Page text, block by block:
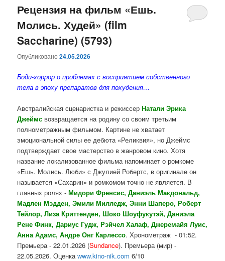
основному
содержимому
дополнительному
содержимому
Рецензия на фильм «Ешь.
Молись. Худей» (film
Saccharine) (5793)
Опубликовано24.05.2026
Боди-хоррор о проблемах с восприятием собственного
тела в эпоху препаратов для похудения…
Австралийская сценаристка и режиссерНатали Эрика
Джеймс возвращается на родину со своим третьим
полнометражным фильмом. Картине не хватает
эмоциональной силы ее дебюта «Реликвия», но Джеймс
подтверждает свое мастерство в жанровом кино. Хотя
название локализованное фильма напоминает о ромкоме
«Ешь. Молись. Люби» с Джулией Робертс, в оригинале он
называется «Сахарин» и ромкомом точно не является. В
главных ролях -Мидори Френсис, Даниэль Макдональд,
Мадлен Мэдден, Эмили Милледж, Энни Шаперо, Роберт
Тейлор, Лиза Криттенден, Шоко Шоуфукутэй, Даниэла
Рене Финк, Дариус Гудж, Рэйчел Халаф, Джеремайя Луис,
Анна Адамс, Андре Онг Карлессо. Хронометраж - 01:52.
Премьера - 22.01.2026 (Sundance). Премьера (мир) -
22.05.2026. Оценкаwww.kino-nik.com 6/10